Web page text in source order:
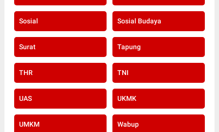
Sosial Sosial Budaya
Surat Tapung
THR TNI
UAS UKMK
UMKM Wabup